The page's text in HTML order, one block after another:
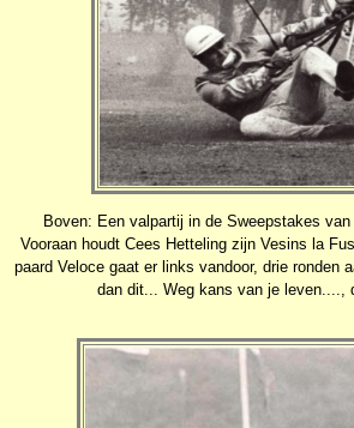
Boven: Een valpartij in de Sweepstakes
Vooraan houdt Cees Hetteling zijn Vesins la
paard Veloce gaat er links vandoor, drie ronden
dan dit... Weg kans van je leven....,